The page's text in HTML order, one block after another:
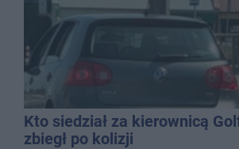
Kto siedział za kierownicą
zbiegł po kolizji